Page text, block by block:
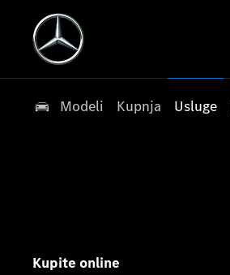
Modeli Kupnja Usluge
Kupite online